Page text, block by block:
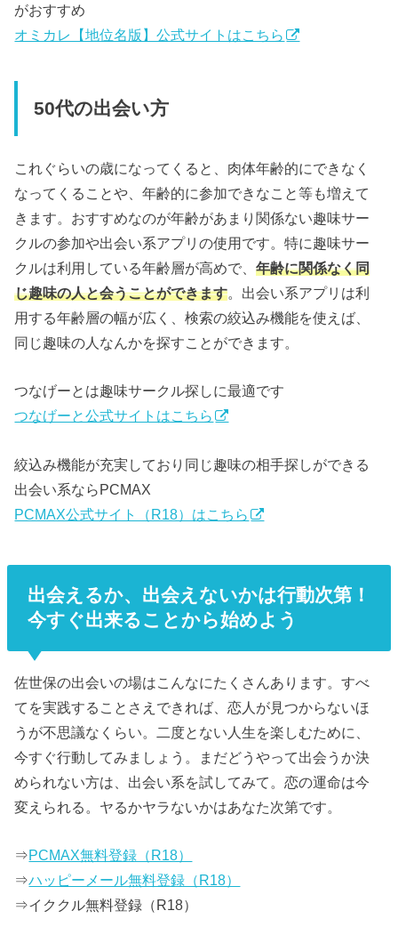
がおすすめ
オミカレ【地位名版】公式サイトはこちら
50代の出会い方
これぐらいの歳になってくると、肉体年齢的にできなく
なってくることや、年齢的に参加できなこと等も増えて
きます。おすすめなのが年齢があまり関係ない趣味サー
クルの参加や出会い系アプリの使用です。特に趣味サー
クルは利用している年齢層が高めで、年齢に関係なく同
じ趣味の人と会うことができます。出会い系アプリは利
用する年齢層の幅が広く、検索の絞込み機能を使えば、
同じ趣味の人なんかを探すことができます。
つなげーとは趣味サークル探しに最適です
つなげーと公式サイトはこちら
絞込み機能が充実しており同じ趣味の相手探しができる
出会い系ならPCMAX
PCMAX公式サイト（R18）はこちら
出会えるか、出会えないかは行動次第！
今すぐ出来ることから始めよう
佐世保の出会いの場はこんなにたくさんあります。すべ
てを実践することさえできれば、恋人が見つからないほ
うが不思議なくらい。二度とない人生を楽しむために、
今すぐ行動してみましょう。まだどうやって出会うか決
められない方は、出会い系を試してみて。恋の運命は今
変えられる。ヤるかヤラないかはあなた次第です。
⇒PCMAX無料登録（R18）
⇒ハッピーメール無料登録（R18）
⇒イククル無料登録（R18）